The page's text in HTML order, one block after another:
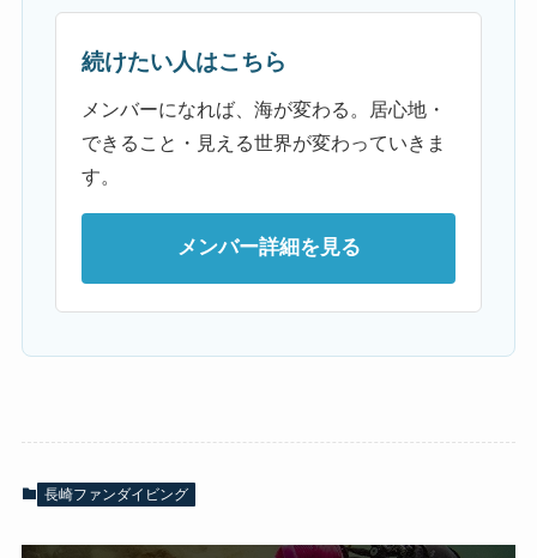
続けたい人はこちら
メンバーになれば、海が変わる。居心地・
できること・見える世界が変わっていきま
す。
メンバー詳細を見る
長崎ファンダイビング